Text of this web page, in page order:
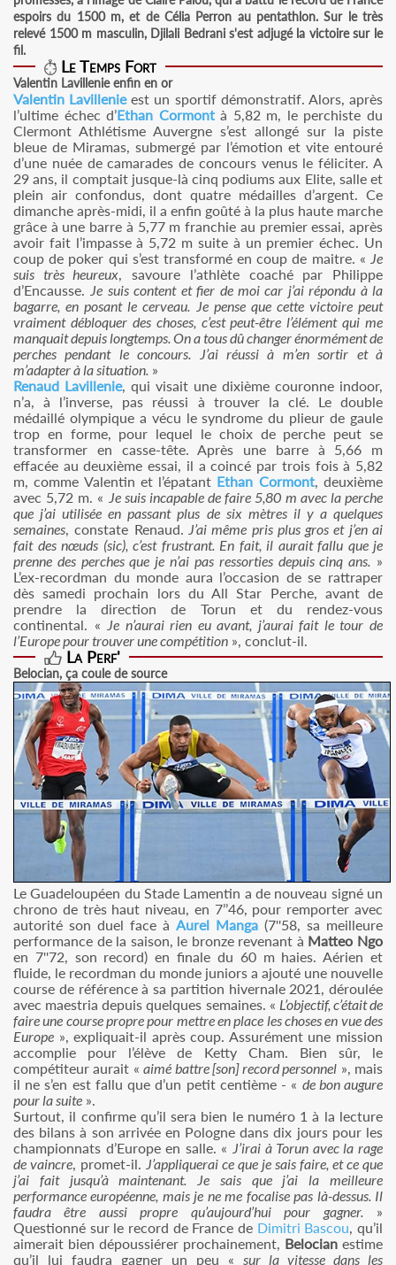
espoirs du 1500 m, et de Célia Perron au pentathlon. Sur le très
relevé 1500 m masculin, Djilali Bedrani s'est adjugé la victoire sur le
fil.
Le Temps Fort
Valentin Lavillenie enfin en or
Valentin Lavillenieest un sportif démonstratif. Alors, après
l’ultime échec d’Ethan Cormontà 5,82 m, le perchiste du
Clermont Athlétisme Auvergne s’est allongé sur la piste
bleue de Miramas, submergé par l’émotion et vite entouré
d’une nuée de camarades de concours venus le féliciter. A
29 ans, il comptait jusque-là cinq podiums aux Elite, salle et
plein air confondus, dont quatre médailles d’argent. Ce
dimanche après-midi, il a enfin goûté à la plus haute marche
grâce à une barre à 5,77 m franchie au premier essai, après
avoir fait l’impasse à 5,72 m suite à un premier échec. Un
coup de poker qui s’est transformé en coup de maitre. « Je
suis très heureux, savoure l’athlète coaché par Philippe
d’Encausse. Je suis content et fier de moi car j’ai répondu à la
bagarre, en posant le cerveau. Je pense que cette victoire peut
vraiment débloquer des choses, c’est peut-être l’élément qui me
manquait depuis longtemps. On a tous dû changer énormément de
perches pendant le concours. J’ai réussi à m’en sortir et à
m’adapter à la situation. »
Renaud Lavillenie, qui visait une dixième couronne indoor,
n’a, à l’inverse, pas réussi à trouver la clé. Le double
médaillé olympique a vécu le syndrome du plieur de gaule
trop en forme, pour lequel le choix de perche peut se
transformer en casse-tête. Après une barre à 5,66 m
effacée au deuxième essai, il a coincé par trois fois à 5,82
m, comme Valentin et l’épatant Ethan Cormont, deuxième
avec 5,72 m. « Je suis incapable de faire 5,80 m avec la perche
que j’ai utilisée en passant plus de six mètres il y a quelques
semaines, constate Renaud. J’ai même pris plus gros et j’en ai
fait des nœuds (sic), c’est frustrant. En fait, il aurait fallu que je
prenne des perches que je n’ai pas ressorties depuis cinq ans. »
L’ex-recordman du monde aura l’occasion de se rattraper
dès samedi prochain lors du All Star Perche, avant de
prendre la direction de Torun et du rendez-vous
continental. « Je n’aurai rien eu avant, j’aurai fait le tour de
l’Europe pour trouver une compétition », conclut-il.
La Perf'
Belocian, ça coule de source
Le Guadeloupéen du Stade Lamentin a de nouveau signé un
chrono de très haut niveau, en 7’’46, pour remporter avec
autorité son duel face à Aurel Manga (7''58, sa meilleure
performance de la saison, le bronze revenant à Matteo Ngo
en 7''72, son record) en finale du 60 m haies. Aérien et
fluide, le recordman du monde juniors a ajouté une nouvelle
course de référence à sa partition hivernale 2021, déroulée
avec maestria depuis quelques semaines. « L’objectif, c’était de
faire une course propre pour mettre en place les choses en vue des
Europe », expliquait-il après coup. Assurément une mission
accomplie pour l’élève de Ketty Cham. Bien sûr, le
compétiteur aurait «aimé battre [son] record personnel », mais
il ne s’en est fallu que d’un petit centième - « de bon augure
pour la suite ».
Surtout, il confirme qu’il sera bien le numéro 1 à la lecture
des bilans à son arrivée en Pologne dans dix jours pour les
championnats d’Europe en salle. « J’irai à Torun avec la rage
de vaincre, promet-il. J’appliquerai ce que je sais faire, et ce que
j’ai fait jusqu’à maintenant. Je sais que j’ai la meilleure
performance européenne, mais je ne me focalise pas là-dessus. Il
faudra être aussi propre qu’aujourd’hui pour gagner.»
Questionné sur le record de France de Dimitri Bascou, qu’il
aimerait bien dépoussiérer prochainement, Belocian estime
qu’il lui faudra gagner un peu « sur la vitesse dans les